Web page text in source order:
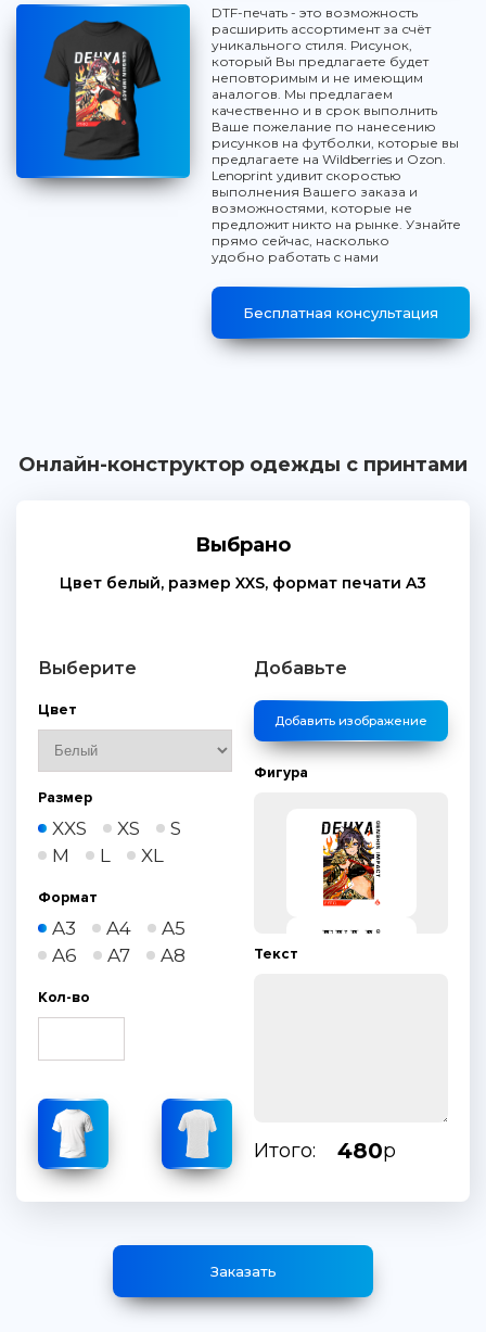
DTF-печать - это возможность
расширить ассортимент за счёт
уникального стиля. Рисунок,
который Вы предлагаете будет
неповторимым и не имеющим
аналогов. Мы предлагаем
качественно и в срок выполнить
Ваше пожелание по нанесению
рисунков на футболки, которые вы
предлагаете на Wildberries и Ozon.
Lenoprint удивит скоростью
выполнения Вашего заказа и
возможностями, которые не
предложит никто на рынке. Узнайте
прямо сейчас, насколько
удобно работать с нами
Бесплатная консультация
Онлайн-конструктор одежды с принтами
Выбрано
Цвет белый, размер XXS, формат печати A3
Выберите
Цвет
Размер
XXS XS
S
M
L XL
Формат
A3 A4
A5
A6
A7 A8
Кол-во
Добавьте
Добавить изображение
Фигура
Текст
Итого: 480р